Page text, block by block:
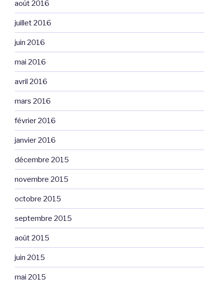
août 2016
juillet 2016
juin 2016
mai 2016
avril 2016
mars 2016
février 2016
janvier 2016
décembre 2015
novembre 2015
octobre 2015
septembre 2015
août 2015
juin 2015
mai 2015